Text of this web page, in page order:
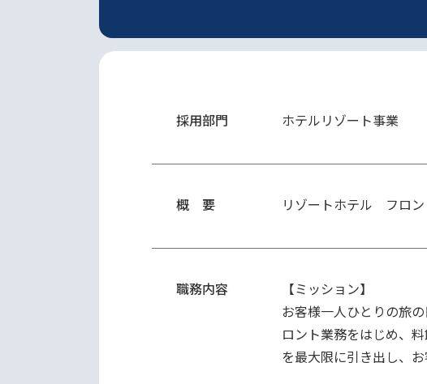
採用部門 ホテルリゾート事業
概 要 リゾートホテル　フロ
職務内容
【ミッション】
お客様一人ひとりの旅
ロント業務をはじめ、
を最大限に引き出し、